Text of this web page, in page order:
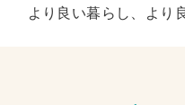
より良い暮らし、より